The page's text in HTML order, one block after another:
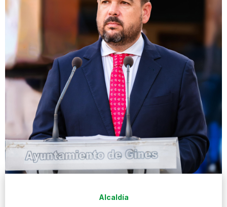
Alcaldía